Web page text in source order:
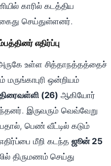
காரில் கடத்திய
செய்துள்ளனர்.
எதிர்ப்பு
உள்ள சித்தாநத்தத்தைச்
மருங்காபுரி ஒன்றியம்
(26) ஆகியோர்
இருவரும் வெவ்வேறு
பெண் வீட்டில் கடும்
எதிர்ப்பை மீறி கடந்த ஜூன் 25
திருமணம் செய்து